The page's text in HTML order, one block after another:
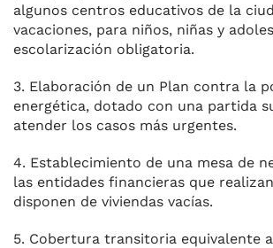
algunos centros educativos de la
vacaciones, para niños, niñas y
escolarización obligatoria.
3. Elaboración de un Plan contra la
energética, dotado con una partida
atender los casos más urgentes.
4. Establecimiento de una mesa de
las entidades financieras que
disponen de viviendas vacías.
5. Cobertura transitoria equivalente